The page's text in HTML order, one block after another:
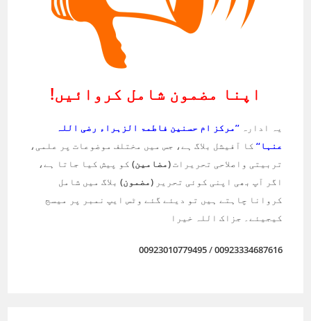
اپنا مضمون شامل کروائیں!
یہ ادارہ’’مرکز ام حسنین فاطمۃ الزہراء رضی اللہ
عنہا‘‘ کا آفیشل بلاگ ہے، جس میں مختلف موضوعات پر علمی،
تربیتی واصلاحی تحریرات(مضامین) کو پیش کیا جاتا ہے،
اگر آپ بھی اپنی کوئی تحریر(مضمون) بلاگ میں شامل
کروانا چاہتے ہیں تو دیئے گئے وٹس ایپ نمبر پر میسج
کیجیئے۔ جزاک اللہ خیرا
00923334687616
/
00923010779495